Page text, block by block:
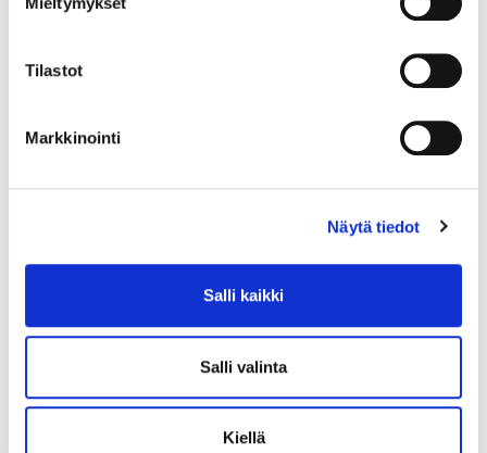
Tilastot
Markkinointi
Näytä tiedot
Salli kaikki
Salli valinta
Kiellä
Lähtöhinta:40 €
17.8.2026 20:24:30